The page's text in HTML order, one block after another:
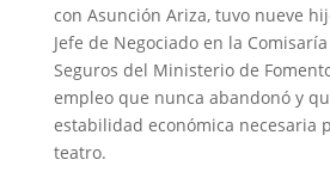
con Asunción Ariza, tuvo nueve
Jefe de Negociado en la
Seguros del Ministerio de
empleo que nunca abandonó y
estabilidad económica necesaria
teatro.